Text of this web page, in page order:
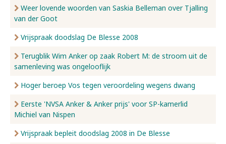
Weer lovende woorden van Saskia Belleman over Tjalling
van der Goot
Vrijspraak doodslag De Blesse 2008
Terugblik Wim Anker op zaak Robert M: de stroom uit de
samenleving was ongelooflijk
Hoger beroep Vos tegen veroordeling wegens dwang
Eerste 'NVSA Anker & Anker prijs' voor SP-kamerlid
Michiel van Nispen
Vrijspraak bepleit doodslag 2008 in De Blesse